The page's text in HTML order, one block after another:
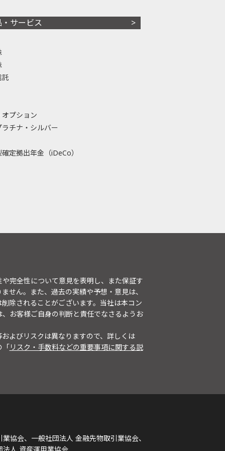
・サービス
託
プション
ラチナ・シルバー
定拠出年金（iDeCo）
完全性について意見を表明し、また保証す
せん。また、過去の実績や予想・意見は、
除されることがございます。当社は本コン
お客様ご自身の判断と責任でなさるようお
よびリスクは異なりますので、詳しくは
「リスク・手数料などの重要事項に関する説
協会、一般社団法人 金融先物取引業協会、